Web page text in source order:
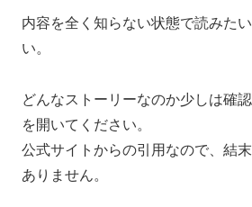
内容を全く知らない状態で読みた
い。
どんなストーリーなのか少しは確
を開いてください。
公式サイトからの引用なので、結
ありません。